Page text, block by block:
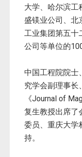
大学、哈尔滨工
盛镁业公司、北
工业集团第五十
公司等单位的
中国工程院院士
究学会副理事长
《Journal of
复生教授出席了
委员、重庆大学
持。